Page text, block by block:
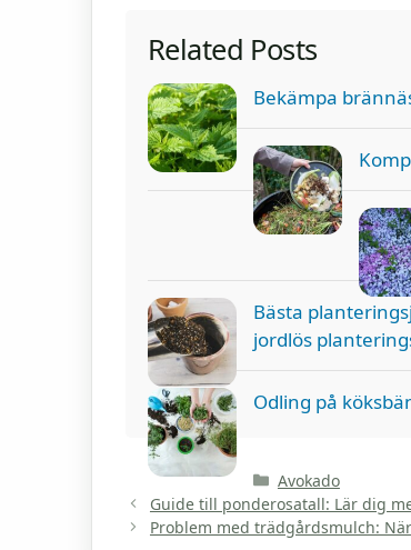
Related Posts
Bekämpa
Bästa
jordlös
Odling på
Kategorier
Avokado
Guide till ponderosatall: Lär dig
Problem med trädgårdsmulch: